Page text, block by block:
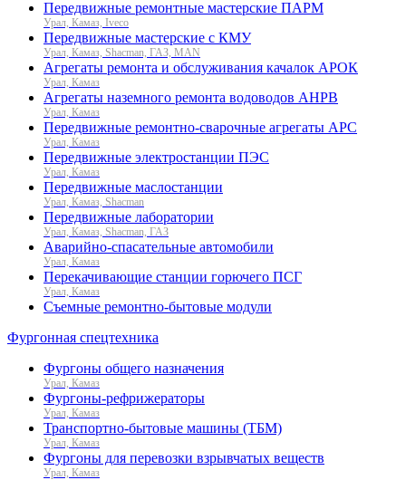
Передвижные ремонтные мастерские ПАРМ
Урал, Камаз, Iveco
Передвижные мастерские с КМУ
Урал, Камаз, Shacman, ГАЗ, MAN
Агрегаты ремонта и обслуживания качалок АРОК
Урал, Камаз
Агрегаты наземного ремонта водоводов АНРВ
Урал, Камаз
Передвижные ремонтно-сварочные агрегаты АРС
Урал, Камаз
Передвижные электростанции ПЭС
Урал, Камаз
Передвижные маслостанции
Урал, Камаз, Shacman
Передвижные лаборатории
Урал, Камаз, Shacman, ГАЗ
Аварийно-спасательные автомобили
Урал, Камаз
Перекачивающие станции горючего ПСГ
Урал, Камаз
Съемные ремонтно-бытовые модули
Фургонная спецтехника
Фургоны общего назначения
Урал, Камаз
Фургоны-рефрижераторы
Урал, Камаз
Транспортно-бытовые машины (ТБМ)
Урал, Камаз
Фургоны для перевозки взрывчатых веществ
Урал, Камаз